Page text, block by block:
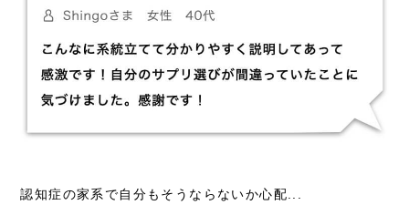
認知症の家系で自分もそうならないか心配...